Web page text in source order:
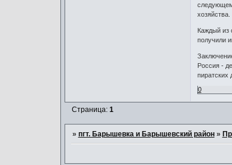
хозяйства.
Каждый из
получили
Россия -
пиратских
0
Страница: 1
» пгт. Барышевка и Барышевский район »